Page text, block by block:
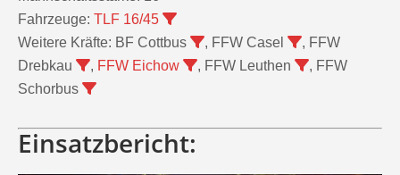
Fahrzeuge: TLF 16/45
Weitere Kräfte: BF Cottbus , FFW Casel
, FFW
Drebkau
, FFW Eichow , FFW Leuthen
, FFW
Schorbus
Einsatzbericht: